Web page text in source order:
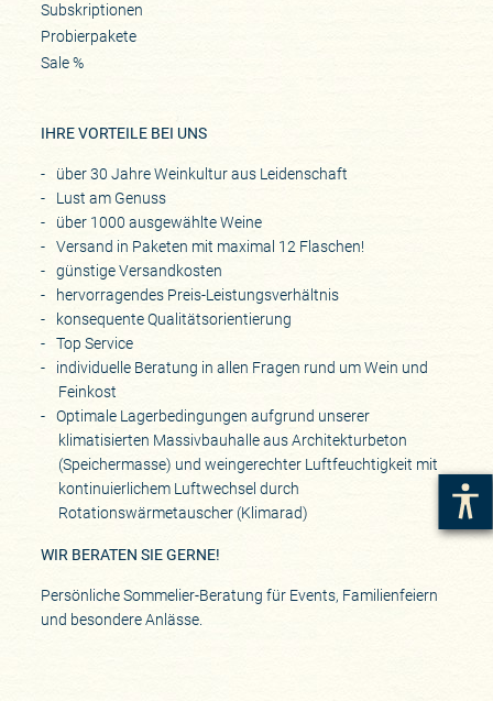
Subskriptionen
Probierpakete
Sale %
IHRE VORTEILE BEI UNS
über 30 Jahre Weinkultur aus Leidenschaft
Lust am Genuss
über 1000 ausgewählte Weine
Versand in Paketen mit maximal 12 Flaschen!
günstige Versandkosten
hervorragendes Preis-Leistungsverhältnis
konsequente Qualitätsorientierung
Top Service
individuelle Beratung in allen Fragen rund um Wein und
Feinkost
Optimale Lagerbedingungen aufgrund unserer
klimatisierten Massivbauhalle aus Architekturbeton
(Speichermasse) und weingerechter Luftfeuchtigkeit mit
kontinuierlichem Luftwechsel durch
Rotationswärmetauscher (Klimarad)
WIR BERATEN SIE GERNE!
Persönliche Sommelier-Beratung für Events, Familienfeiern
und besondere Anlässe.